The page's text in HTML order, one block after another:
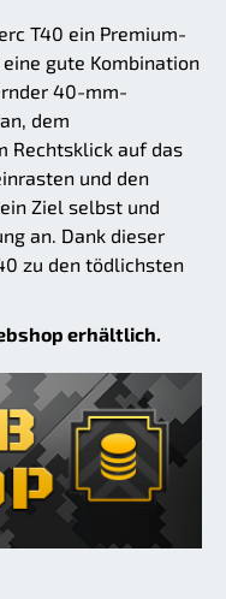
T40 ein Premium-
gute Kombination
40-mm-
dem
Rechtsklick auf das
und den
Ziel selbst und
an. Dank dieser
zu den tödlichsten
erhältlich.